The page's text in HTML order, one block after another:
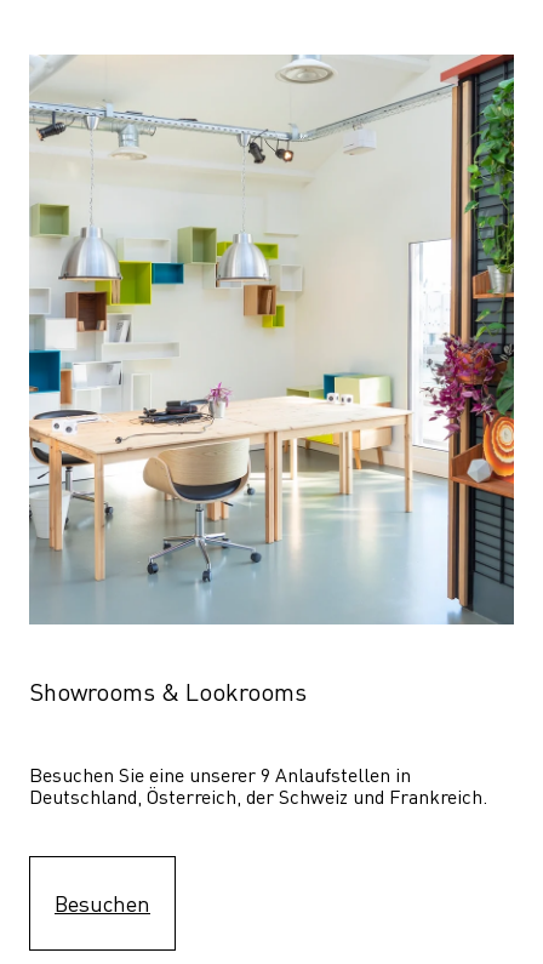
Showrooms & Lookrooms
Besuchen Sie eine unserer 9 Anlaufstellen in
Deutschland, Österreich, der Schweiz und Frankreich.
Besuchen